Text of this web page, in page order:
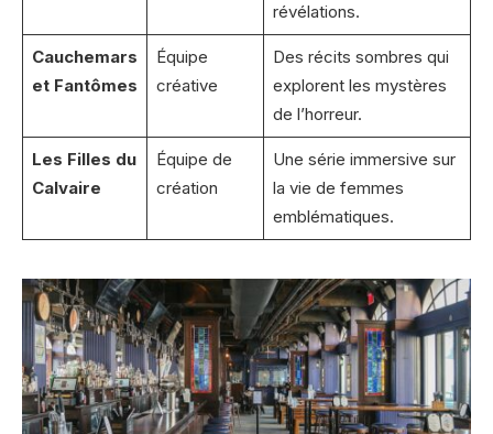
révélations.
Cauchemars
et Fantômes
Équipe
créative
Des récits sombres qui
explorent les mystères
de l’horreur.
Les Filles du
Calvaire
Équipe de
création
Une série immersive sur
la vie de femmes
emblématiques.